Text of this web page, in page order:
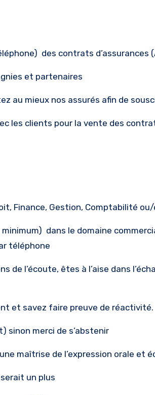
des contrats
et partenaires
au mieux nos assurés afin de
les clients pour la vente des
Finance, Gestion, Comptabilité
minimum) dans le domaine
téléphone
de l’écoute, êtes à l’aise dans
et savez faire preuve de réactivité.
sinon merci de s’abstenir
maîtrise de l’expression orale et
un plus